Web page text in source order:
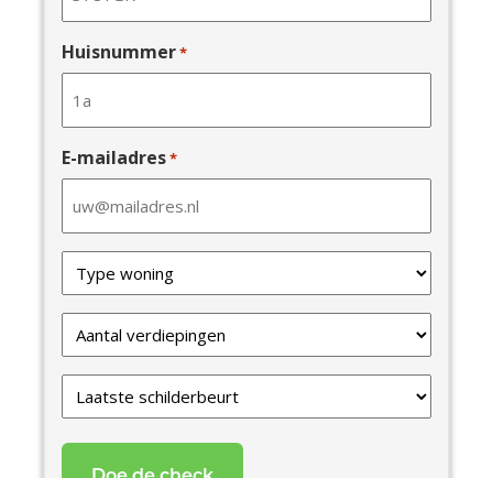
Huisnummer*
E-mailadres*
van
uw
woning
*
Verdiepingen
schilderbeurt